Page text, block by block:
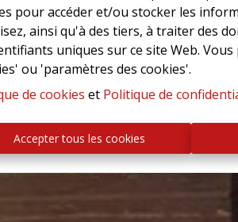
pour accéder et/ou stocker les
ainsi qu'à des tiers, à traiter des
uniques sur ce site Web.
ou 'paramètres des cookies'.
de cookies et Politique de
Accepter tous les cookies